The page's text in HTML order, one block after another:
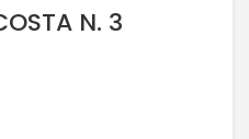
N. 3